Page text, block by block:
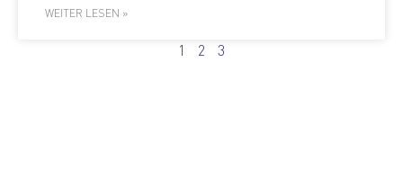
WEITER LESEN »
1 2 3